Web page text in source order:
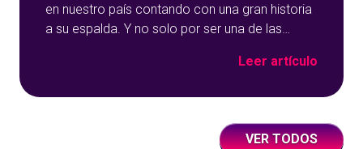
en nuestro país contando con una gran historia
a su espalda. Y no solo por ser una de las
de juegos de tómbola, YoBingo, sino porque es
Leer artículo
VER TODOS